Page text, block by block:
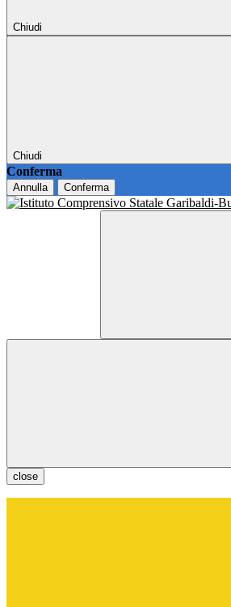
Chiudi
Chiudi
Conferma
Annulla Conferma
close